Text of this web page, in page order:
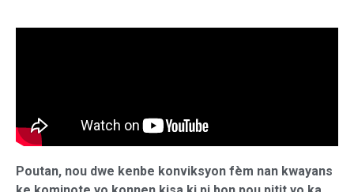
Poutan, nou dwe kenbe konviksyon fèm nan kwayans